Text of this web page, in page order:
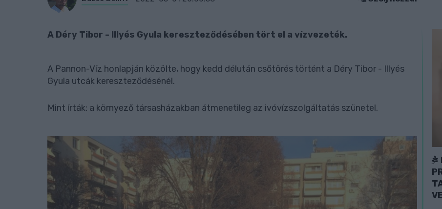
A Déry Tibor - Illyés Gyula kereszteződésében tört el a vízvezeték.
A Pannon-Víz honlapján közölte, hogy kedd délután csőtörés történt a Déry Tibor - Illyés
Gyula utcák kereszteződésénél.
Mint írták: a környező társasházakban átmenetileg az ivóvízszolgáltatás szünetel.